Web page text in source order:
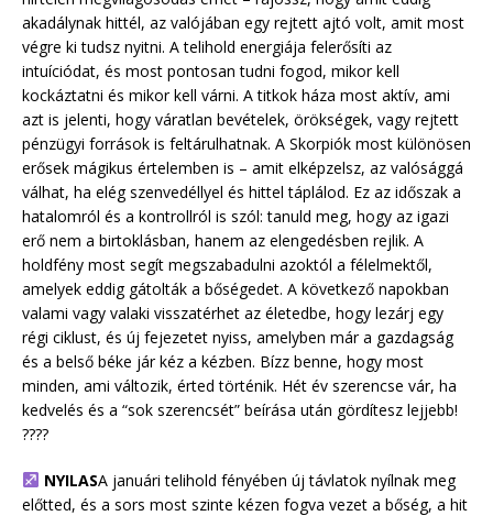
akadálynak hittél, az valójában egy rejtett ajtó volt, amit most
végre ki tudsz nyitni. A telihold energiája felerősíti az
intuíciódat, és most pontosan tudni fogod, mikor kell
kockáztatni és mikor kell várni. A titkok háza most aktív, ami
azt is jelenti, hogy váratlan bevételek, örökségek, vagy rejtett
pénzügyi források is feltárulhatnak. A Skorpiók most különösen
erősek mágikus értelemben is – amit elképzelsz, az valósággá
válhat, ha elég szenvedéllyel és hittel táplálod. Ez az időszak a
hatalomról és a kontrollról is szól: tanuld meg, hogy az igazi
erő nem a birtoklásban, hanem az elengedésben rejlik. A
holdfény most segít megszabadulni azoktól a félelmektől,
amelyek eddig gátolták a bőségedet. A következő napokban
valami vagy valaki visszatérhet az életedbe, hogy lezárj egy
régi ciklust, és új fejezetet nyiss, amelyben már a gazdagság
és a belső béke jár kéz a kézben. Bízz benne, hogy most
minden, ami változik, érted történik. Hét év szerencse vár, ha
kedvelés és a “sok szerencsét” beírása után gördítesz lejjebb!
????
NYILASA januári telihold fényében új távlatok nyílnak meg
előtted, és a sors most szinte kézen fogva vezet a bőség, a hit